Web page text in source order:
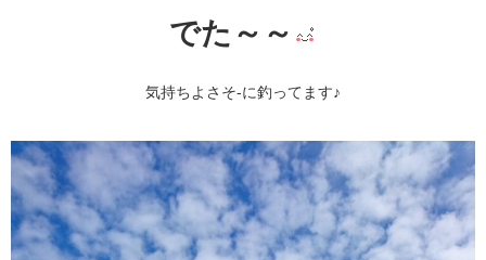
でた～～
気持ちよさそ-に釣ってます♪